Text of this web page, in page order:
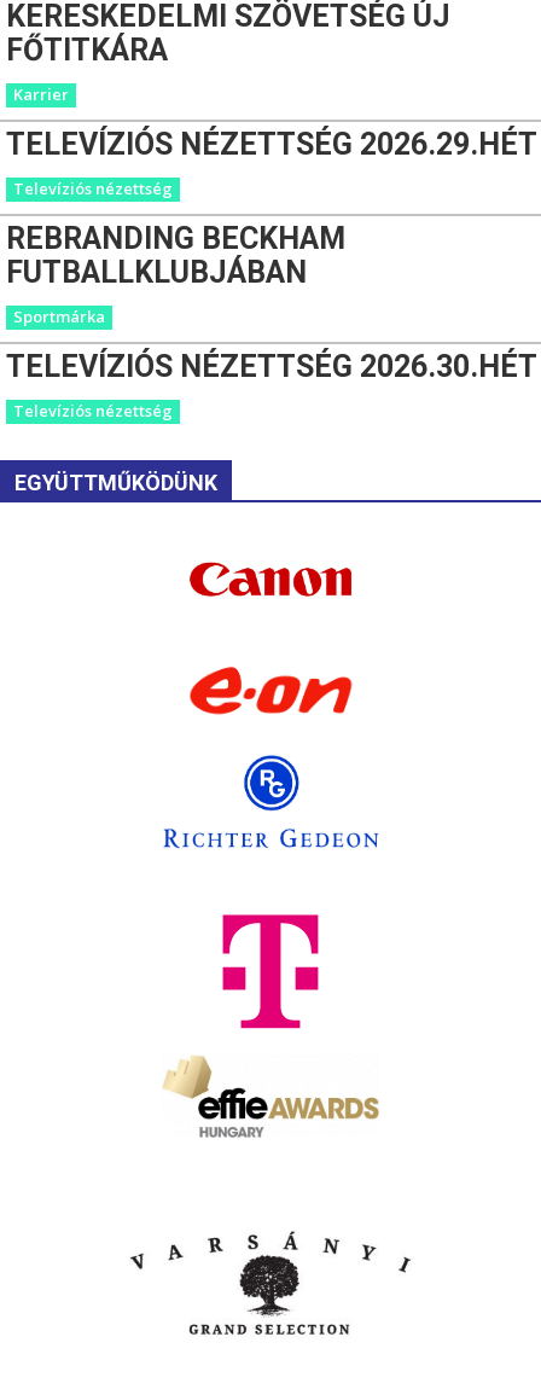
KERESKEDELMI SZÖVETSÉG ÚJ
FŐTITKÁRA
Karrier
TELEVÍZIÓS NÉZETTSÉG 2026.29.HÉT
Televíziós nézettség
REBRANDING BECKHAM
FUTBALLKLUBJÁBAN
Sportmárka
TELEVÍZIÓS NÉZETTSÉG 2026.30.HÉT
Televíziós nézettség
EGYÜTTMŰKÖDÜNK